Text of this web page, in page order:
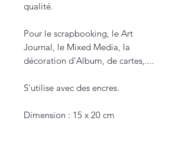
qualité.
Pour le scrapbooking, le Art
Journal, le Mixed Media, la
décoration d'Album, de cartes,....
S'utilise avec des encres.
Dimension : 15 x 20 cm